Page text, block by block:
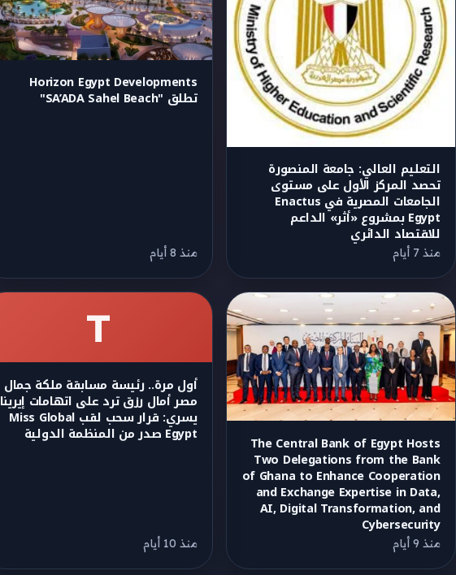
التعليم العالي: جامعة المنصورة
تحصد المركز الأول على مستوى
الجامعات المصرية في Enactus
Egypt بمشروع «أثر» الداعم
للاقتصاد الدائري
منذ 7 أيام
Horizon Egypt Developments
تطلق "SA’ADA Sahel Beach"
منذ 8 أيام
The Central Bank of Egypt Hosts
Two Delegations from the Bank
of Ghana to Enhance Cooperation
and Exchange Expertise in Data,
AI, Digital Transformation, and
Cybersecurity
منذ 9 أيام
T
أول مرة.. رئيسة مسابقة ملكة جمال
مصر أمال رزق ترد على اتهامات إيرينا
يسري: قرار سحب لقب Miss Global
Egypt صدر من المنظمة الدولية
منذ 10 أيام